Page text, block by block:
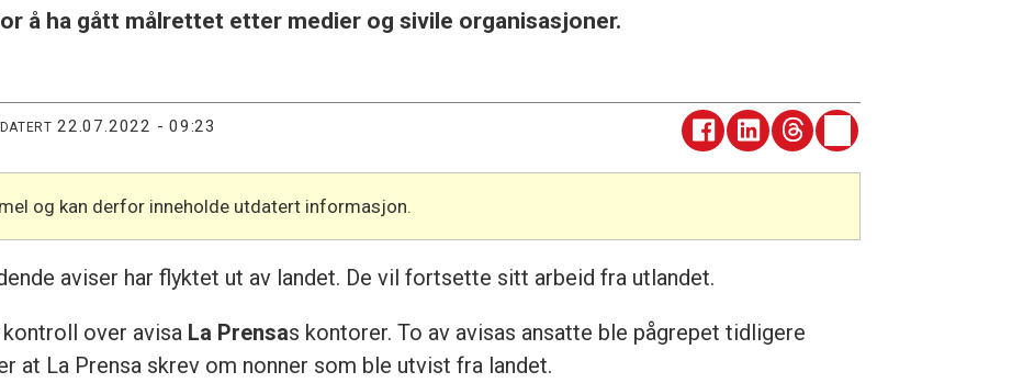
å ha gått målrettet etter medier og sivile organisasjoner.
22.07.2022 - 09:23
og kan derfor inneholde utdatert informasjon.
aviser har flyktet ut av landet. De vil fortsette sitt arbeid fra utlandet.
over avisa La Prensas kontorer. To av avisas ansatte ble pågrepet tidligere
at La Prensa skrev om nonner som ble utvist fra landet.